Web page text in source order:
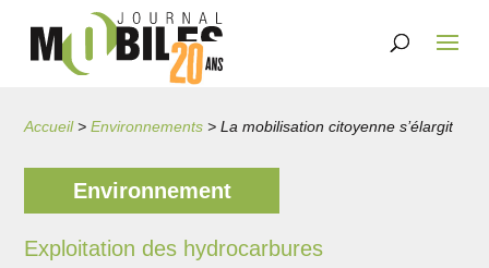
Accueil>Environnements >La mobilisation citoyenne s’élargit
Environnement
Exploitation des hydrocarbures